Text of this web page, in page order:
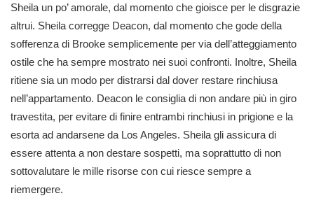
Sheila un po’ amorale, dal momento che gioisce per le disgrazie
altrui. Sheila corregge Deacon, dal momento che gode della
sofferenza di Brooke semplicemente per via dell’atteggiamento
ostile che ha sempre mostrato nei suoi confronti. Inoltre, Sheila
ritiene sia un modo per distrarsi dal dover restare rinchiusa
nell’appartamento. Deacon le consiglia di non andare più in giro
travestita, per evitare di finire entrambi rinchiusi in prigione e la
esorta ad andarsene da Los Angeles. Sheila gli assicura di
essere attenta a non destare sospetti, ma soprattutto di non
sottovalutare le mille risorse con cui riesce sempre a
riemergere.